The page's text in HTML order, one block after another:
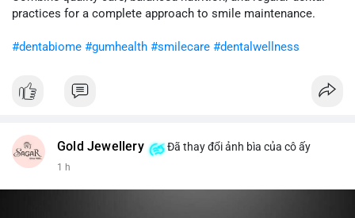
cân nhắc giảm tỷ trọng đòn bẩy và chờ xu hướng rõ ràng trước
practices for a complete approach to smile maintenance.
#dentabiome #gumhealth #smilecare #dentalwellness
Gold Jewellery Đã thay đổi ảnh bìa của cô ấy
1 h